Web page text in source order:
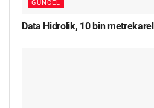
GÜNCEL
Data Hidrolik, 10 bin